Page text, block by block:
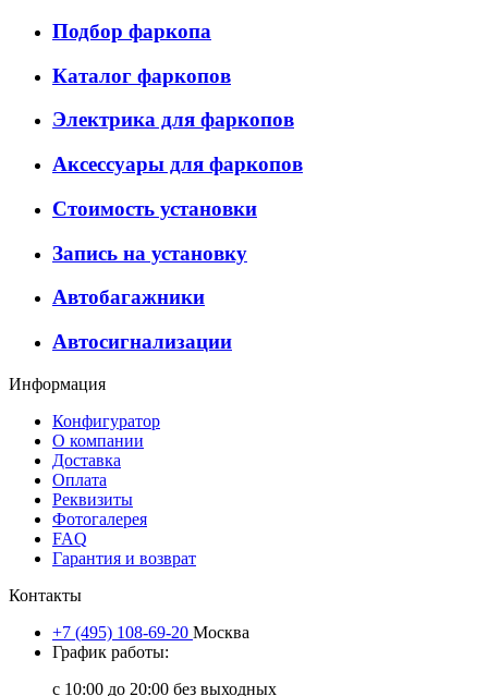
Подбор фаркопа
Каталог фаркопов
Электрика для фаркопов
Аксессуары для фаркопов
Стоимость установки
Запись на установку
Автобагажники
Автосигнализации
Информация
Конфигуратор
О компании
Доставка
Оплата
Реквизиты
Фотогалерея
FAQ
Гарантия и возврат
Контакты
+7 (495) 108-69-20 Москва
График работы:
с 10:00 до 20:00 без выходных